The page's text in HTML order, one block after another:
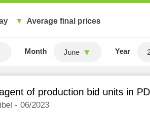
Average final prices
Month June Year
of production bid units in
- 06/2023